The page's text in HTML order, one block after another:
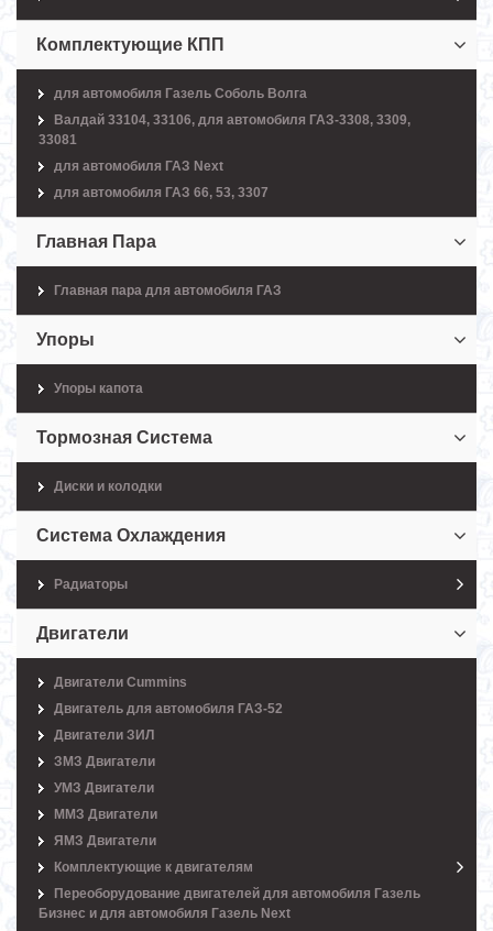
Комплектующие КПП
для автомобиля Газель Соболь Волга
Валдай 33104, 33106, для автомобиля ГАЗ-3308, 3309,
33081
для автомобиля ГАЗ Next
для автомобиля ГАЗ 66, 53, 3307
Главная Пара
Главная пара для автомобиля ГАЗ
Упоры
Упоры капота
Тормозная Система
Диски и колодки
Система Охлаждения
Радиаторы
Двигатели
Двигатели Cummins
Двигатель для автомобиля ГАЗ-52
Двигатели ЗИЛ
ЗМЗ Двигатели
УМЗ Двигатели
ММЗ Двигатели
ЯМЗ Двигатели
Комплектующие к двигателям
Переоборудование двигателей для автомобиля Газель
Бизнес и для автомобиля Газель Next